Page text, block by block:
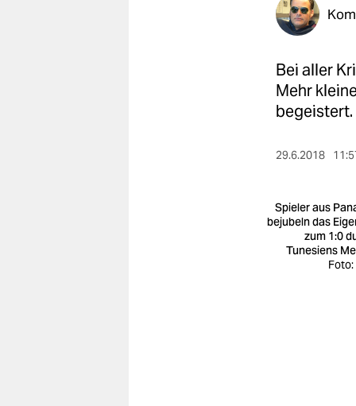
Bei aller
Mehr
begeistert.
29.6.2018
Spieler aus
bejubeln das
zum 1:0
Tunesiens